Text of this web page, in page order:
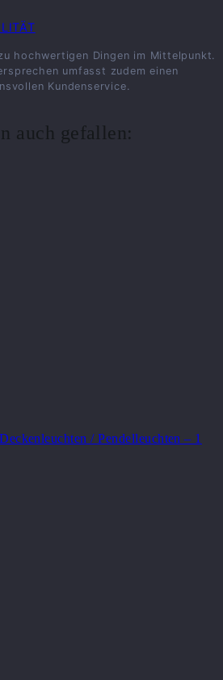
hochwertigen Dingen im Mittelpunkt.
umfasst zudem einen
Kundenservice.
auch gefallen:
/ Pendelleuchten – 1